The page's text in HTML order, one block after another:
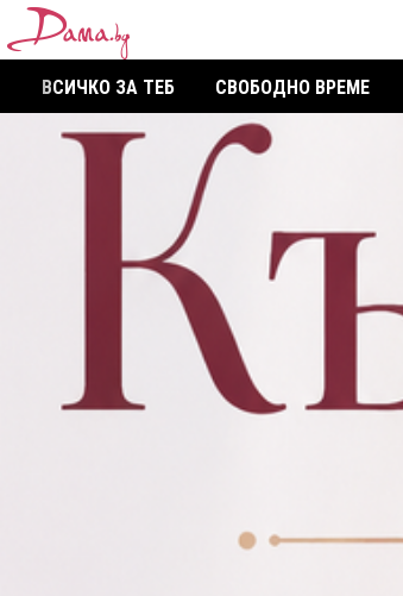
ВСИЧКО ЗА ТЕБ СВОБОДНО ВРЕМЕ